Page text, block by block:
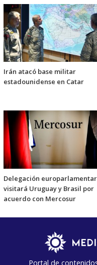
Irán atacó base militar
estadounidense en Catar
Delegación
visitará Uruguay y Brasil por
acuerdo con Mercosur
Portal de